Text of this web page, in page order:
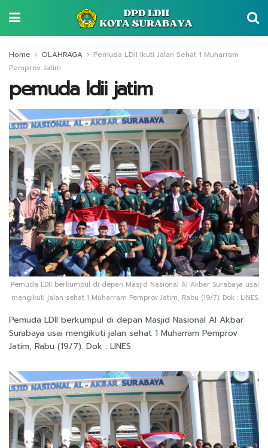
Home OLAHRAGA
Pemuda LDII Ikuti Jalan Sehat 1 Muharram
Pemprov Jatim
pemuda ldii jatim
Pemuda LDII berkumpul di depan Masjid Nasional Al Akbar Surabaya usai
mengikuti jalan sehat 1 Muharram Pemprov Jatim, Rabu (19/7). Dok : LINES.
Pemuda LDII berkumpul di depan Masjid Nasional Al Akbar
Surabaya usai mengikuti jalan sehat 1 Muharram Pemprov
Jatim, Rabu (19/7). Dok : LINES.